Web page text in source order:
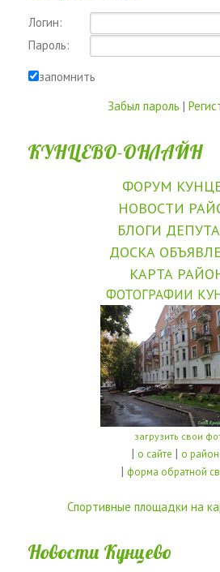
Логин:
Пароль:
запомнить
Забыл пароль |
КУНЦЕВО-ОНЛАЙН
ФОРУМ
НОВОСТИ
БЛОГИ
ДОСКА
КАРТА
ФОТОГРАФИИ
загрузить свои
| о сайте | о
| форма обратной
Спортивные площадки на
Новости Кунцево